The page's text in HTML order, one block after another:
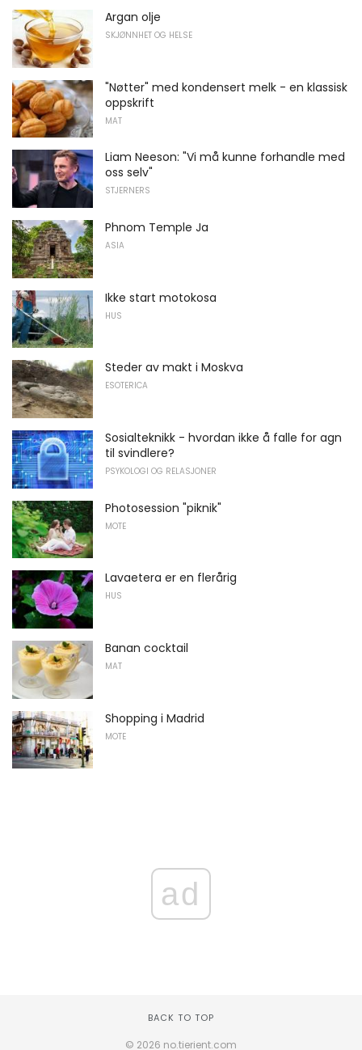
Argan olje
SKJØNNHET OG HELSE
"Nøtter" med kondensert melk - en klassisk
oppskrift
MAT
Liam Neeson: "Vi må kunne forhandle med
oss ​​selv"
STJERNERS
Phnom Temple Ja
ASIA
Ikke start motokosa
HUS
Steder av makt i Moskva
ESOTERICA
Sosialteknikk - hvordan ikke å falle for agn
til svindlere?
PSYKOLOGI OG RELASJONER
Photosession "piknik"
MOTE
Lavaetera er en flerårig
HUS
Banan cocktail
MAT
Shopping i Madrid
MOTE
ad
BACK TO TOP
© 2026 no.tierient.com